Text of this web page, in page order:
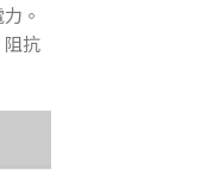
。
阻抗